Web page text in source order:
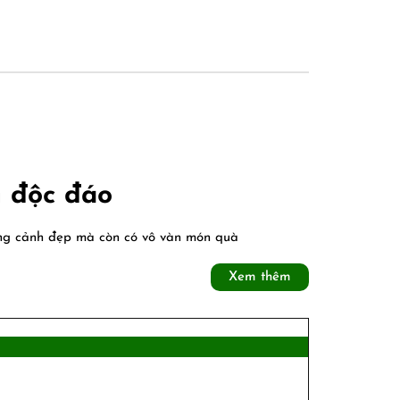
đáo
gì
khi
cảnh đẹp mà còn có vô vàn món quà
Xem thêm Xem
thêm